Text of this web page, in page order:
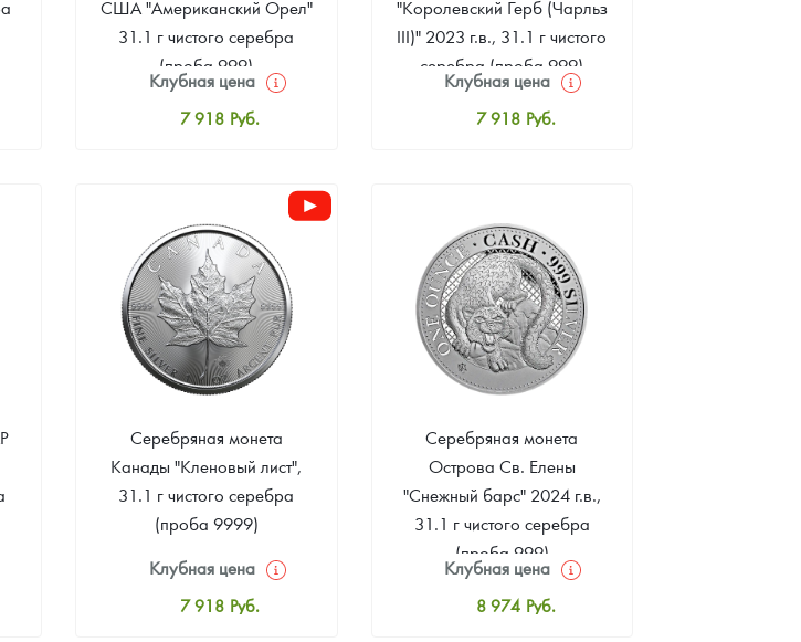
США "Американский Орел"
31.1 г чистого серебра
(проба 999)
Клубная цена
7 918 Руб.
Звоните
"Королевский Герб (Чарльз
III)" 2023 г.в., 31.1 г чистого
серебра (проба 999)
Клубная цена
7 918 Руб.
Звоните
Серебряная монета
Канады "Кленовый лист",
31.1 г чистого серебра
(проба 9999)
Клубная цена
7 918 Руб.
Серебряная монета
Острова Св. Елены
"Снежный барс" 2024 г.в.,
31.1 г чистого серебра
(проба 999)
Клубная цена
8 974 Руб.